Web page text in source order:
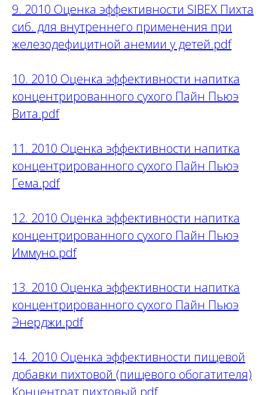
9. 2010 Оценка эффективности SIBEX Пихта
сиб. для внутреннего применения при
железодефицитной анемии у детей.pdf
10. 2010 Оценка эффективности напитка
концентрированного сухого Пайн Пьюэ
Вита.pdf
11. 2010 Оценка эффективности напитка
концентрированного сухого Пайн Пьюэ
Гема.pdf
12. 2010 Оценка эффективности напитка
концентрированного сухого Пайн Пьюэ
Иммуно.pdf
13. 2010 Оценка эффективности напитка
концентрированного сухого Пайн Пьюэ
Энерджи.pdf
14. 2010 Оценка эффективности пищевой
добавки пихтовой (пищевого обогатителя)
Концентрат пихтовый.pdf